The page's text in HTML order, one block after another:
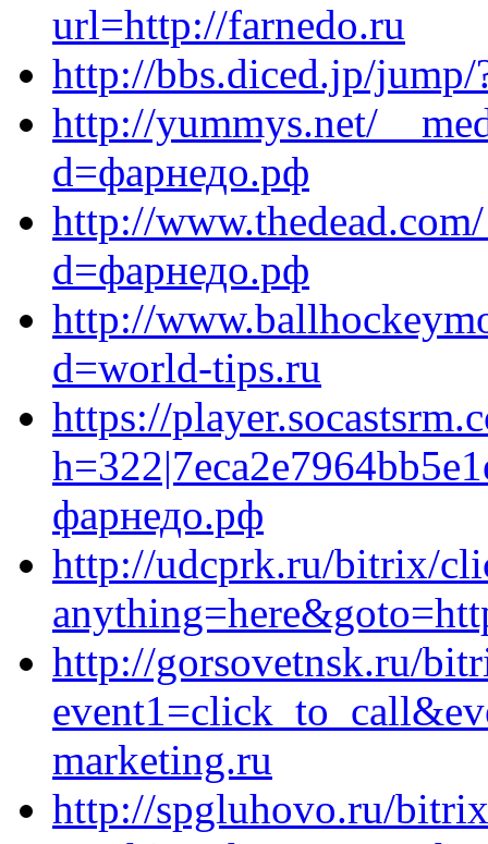
url=http://farnedo.ru
http://bbs.diced.jp/jump/
http://yummys.net/
d=фарнедо.рф
http://
d=фарнедо.рф
http://
d=world-tips.ru
https://
фарнедо.рф
http://udcprk.ru/bitrix/
http://gorsovetnsk.ru/
marketing.ru
http://spgluhovo.ru/